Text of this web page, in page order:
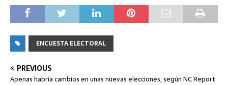
ENCUESTA ELECTORAL
PREVIOUS
Apenas habría cambios en unas nuevas elecciones, según NC Report